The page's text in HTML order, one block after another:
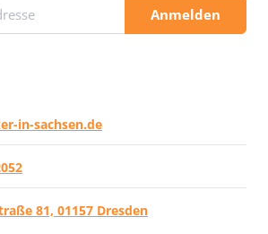
Anmelden
in-sachsen.de
81, 01157 Dresden